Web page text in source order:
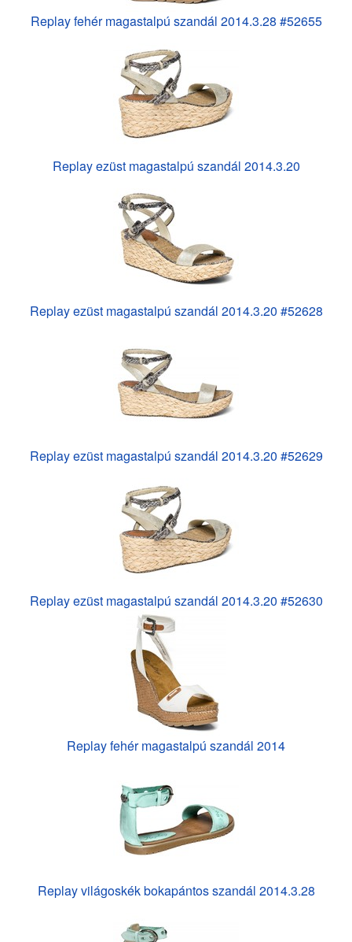
Replay fehér magastalpú szandál 2014.3.28 #52655
Replay ezüst magastalpú szandál 2014.3.20
Replay ezüst magastalpú szandál 2014.3.20 #52628
Replay ezüst magastalpú szandál 2014.3.20 #52629
Replay ezüst magastalpú szandál 2014.3.20 #52630
Replay fehér magastalpú szandál 2014
Replay világoskék bokapántos szandál 2014.3.28